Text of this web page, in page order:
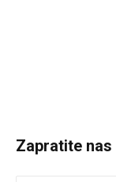
Zapratite nas